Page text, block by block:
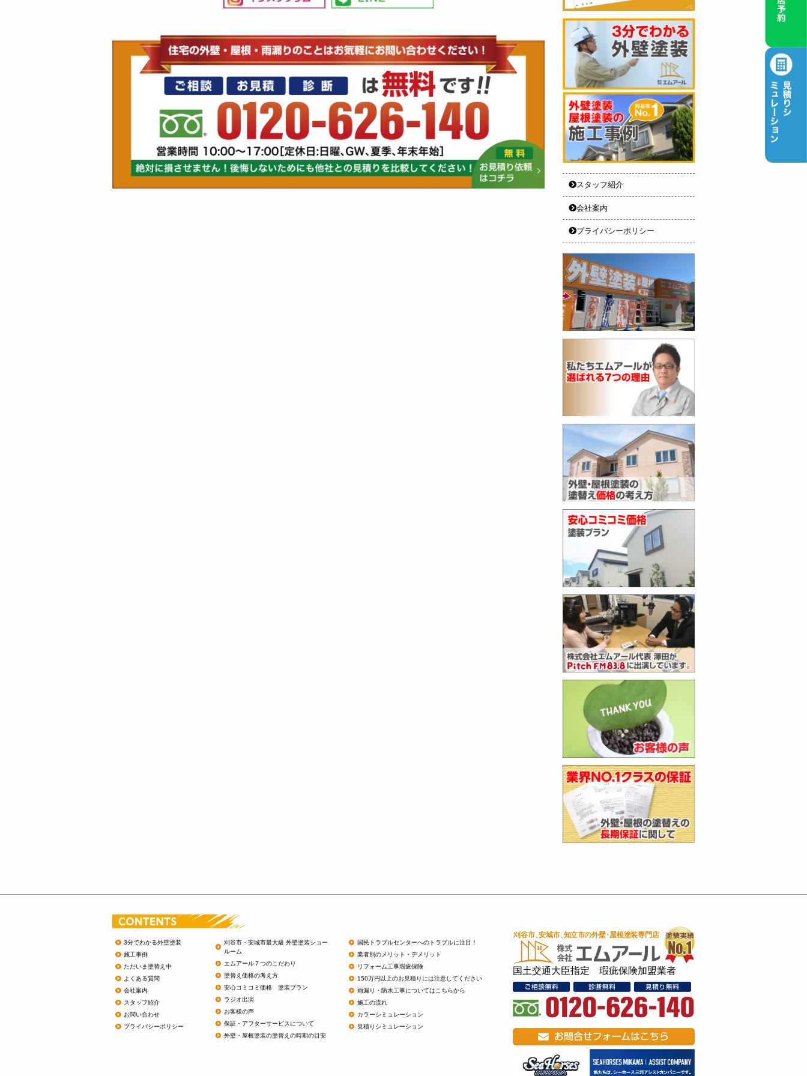
スタッフ紹介
会社案内
プライバシーポリシー
3分でわかる外壁塗装
施工事例
ただいま塗替え中
よくある質問
会社案内
スタッフ紹介
お問い合わせ
プライバシーポリシー
刈谷市・安城市最大級 外壁塗装ショー
ルーム
エムアール７つのこだわり
塗替え価格の考え方
安心コミコミ価格 塗装プラン
ラジオ出演
お客様の声
保証・アフターサービスについて
外壁・屋根塗装の塗替えの時期の目安
国民トラブルセンターへのトラブルに注目！
業者別のメリット・デメリット
リフォーム工事瑕疵保険
150万円以上のお見積りには注意してください
雨漏り・防水工事についてはこちらから
施工の流れ
カラーシミュレーション
見積りシミュレーション
国土交通大臣指定 瑕疵保険加盟業者